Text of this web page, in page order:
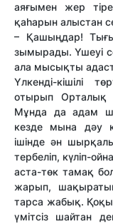
аяғымен жер
қаһарын алыстан
– Қашыңдар!
зымырады. Үшеуі
ала мысықты
Үлкенді-кішілі
отырып Орталық
Мұнда да адам
кезде мына дәу
ішінде ән
тербеліп, күліп-
аста-төк тамақ
жарып,
тарса жабық.
үмітсіз шайтан